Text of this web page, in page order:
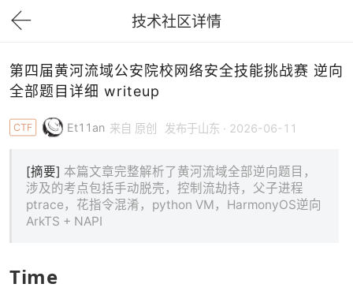
技术社区详情
下拉刷新
第四届黄河流域公安院校网络安全技能挑战赛 逆向
全部题目详细 writeup
CTF Et11an 来自 原创 发布于山东 · 2026-06-11
[摘要] 本篇文章完整解析了黄河流域全部逆向题目，
涉及的考点包括手动脱壳，控制流劫持，父子进程
ptrace，花指令混淆，python VM，HarmonyOS逆向
ArkTS + NAPI
Time